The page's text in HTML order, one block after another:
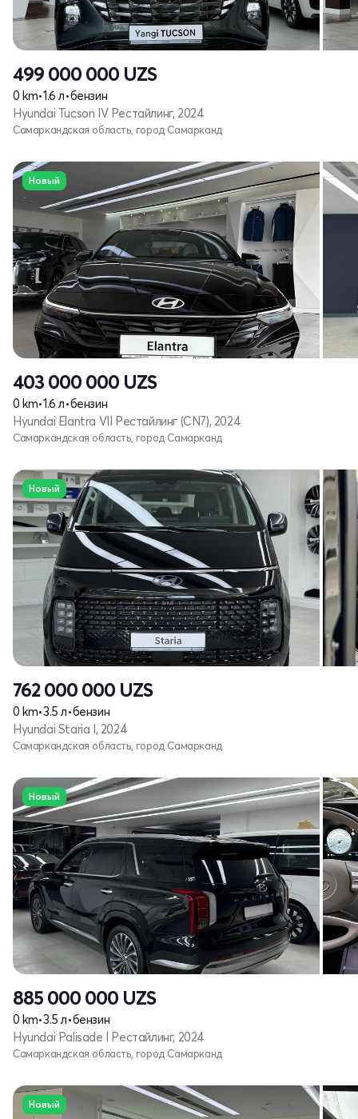
499 000 000 UZS
0 km•1.6 л•бензин
Hyundai Tucson IV Рестайлинг, 2024
Самаркандская область, город Самарканд
Новый
403 000 000 UZS
0 km•1.6 л•бензин
Hyundai Elantra VII Рестайлинг (CN7), 2024
Самаркандская область, город Самарканд
Новый
762 000 000 UZS
0 km•3.5 л•бензин
Hyundai Staria I, 2024
Самаркандская область, город Самарканд
Новый
885 000 000 UZS
0 km•3.5 л•бензин
Hyundai Palisade I Рестайлинг, 2024
Самаркандская область, город Самарканд
Новый